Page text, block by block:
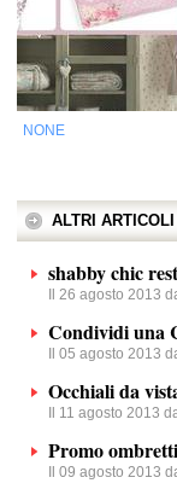
NONE
ALTRI
shabby chic
Il 26 agosto 2013
Condividi una
Il 05 agosto 2013
Occhiali da
Il 11 agosto 2013
Promo
Il 09 agosto 2013